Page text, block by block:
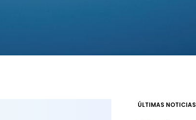
ÚLTIMAS NOTICIAS